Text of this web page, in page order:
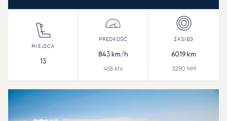
13
843km/h
455 kts
6019 km
3250 NM